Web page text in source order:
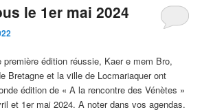
le 1er mai 2024
édition réussie, Kaer e mem Bro,
Bretagne et la ville de Locmariaquer ont
édition de « A la rencontre des Vénètes »
et 1er mai 2024. A noter dans vos agendas.